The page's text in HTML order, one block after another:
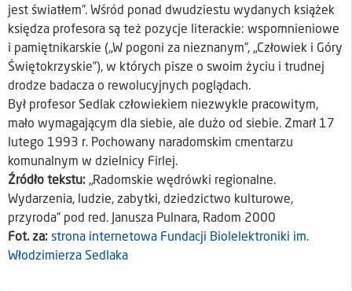
jest światłem”. Wśród ponad dwudziestu wydanych książek
księdza profesora są też pozycje literackie: wspomnieniowe
i pamiętnikarskie („W pogoni za nieznanym”, „Człowiek i Góry
Świętokrzyskie”), w których pisze o swoim życiu i trudnej
drodze badacza o rewolucyjnych poglądach.
Był profesor Sedlak człowiekiem niezwykle pracowitym,
mało wymagającym dla siebie, ale dużo od siebie. Zmarł 17
lutego 1993 r. Pochowany naradomskim cmentarzu
komunalnym w dzielnicy Firlej.
Źródło tekstu: „Radomskie wędrówki regionalne.
Wydarzenia, ludzie, zabytki, dziedzictwo kulturowe,
przyroda” pod red. Janusza Pulnara, Radom 2000
Fot. za: strona internetowa Fundacji Biolelektroniki im.
Włodzimierza Sedlaka